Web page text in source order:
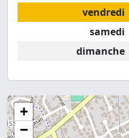
vendredi
samedi
dimanche
+
−